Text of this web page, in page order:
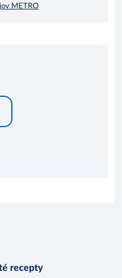
METRO
recepty